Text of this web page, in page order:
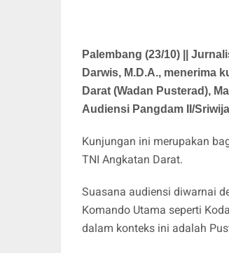
Palembang (23/10) ||
Darwis, M.D.A., menerima
Darat (Wadan Pusterad),
Audiensi Pangdam II/
Kunjungan ini merupakan
TNI Angkatan Darat.
Suasana audiensi diwarnai
Komando Utama seperti
dalam konteks ini adalah